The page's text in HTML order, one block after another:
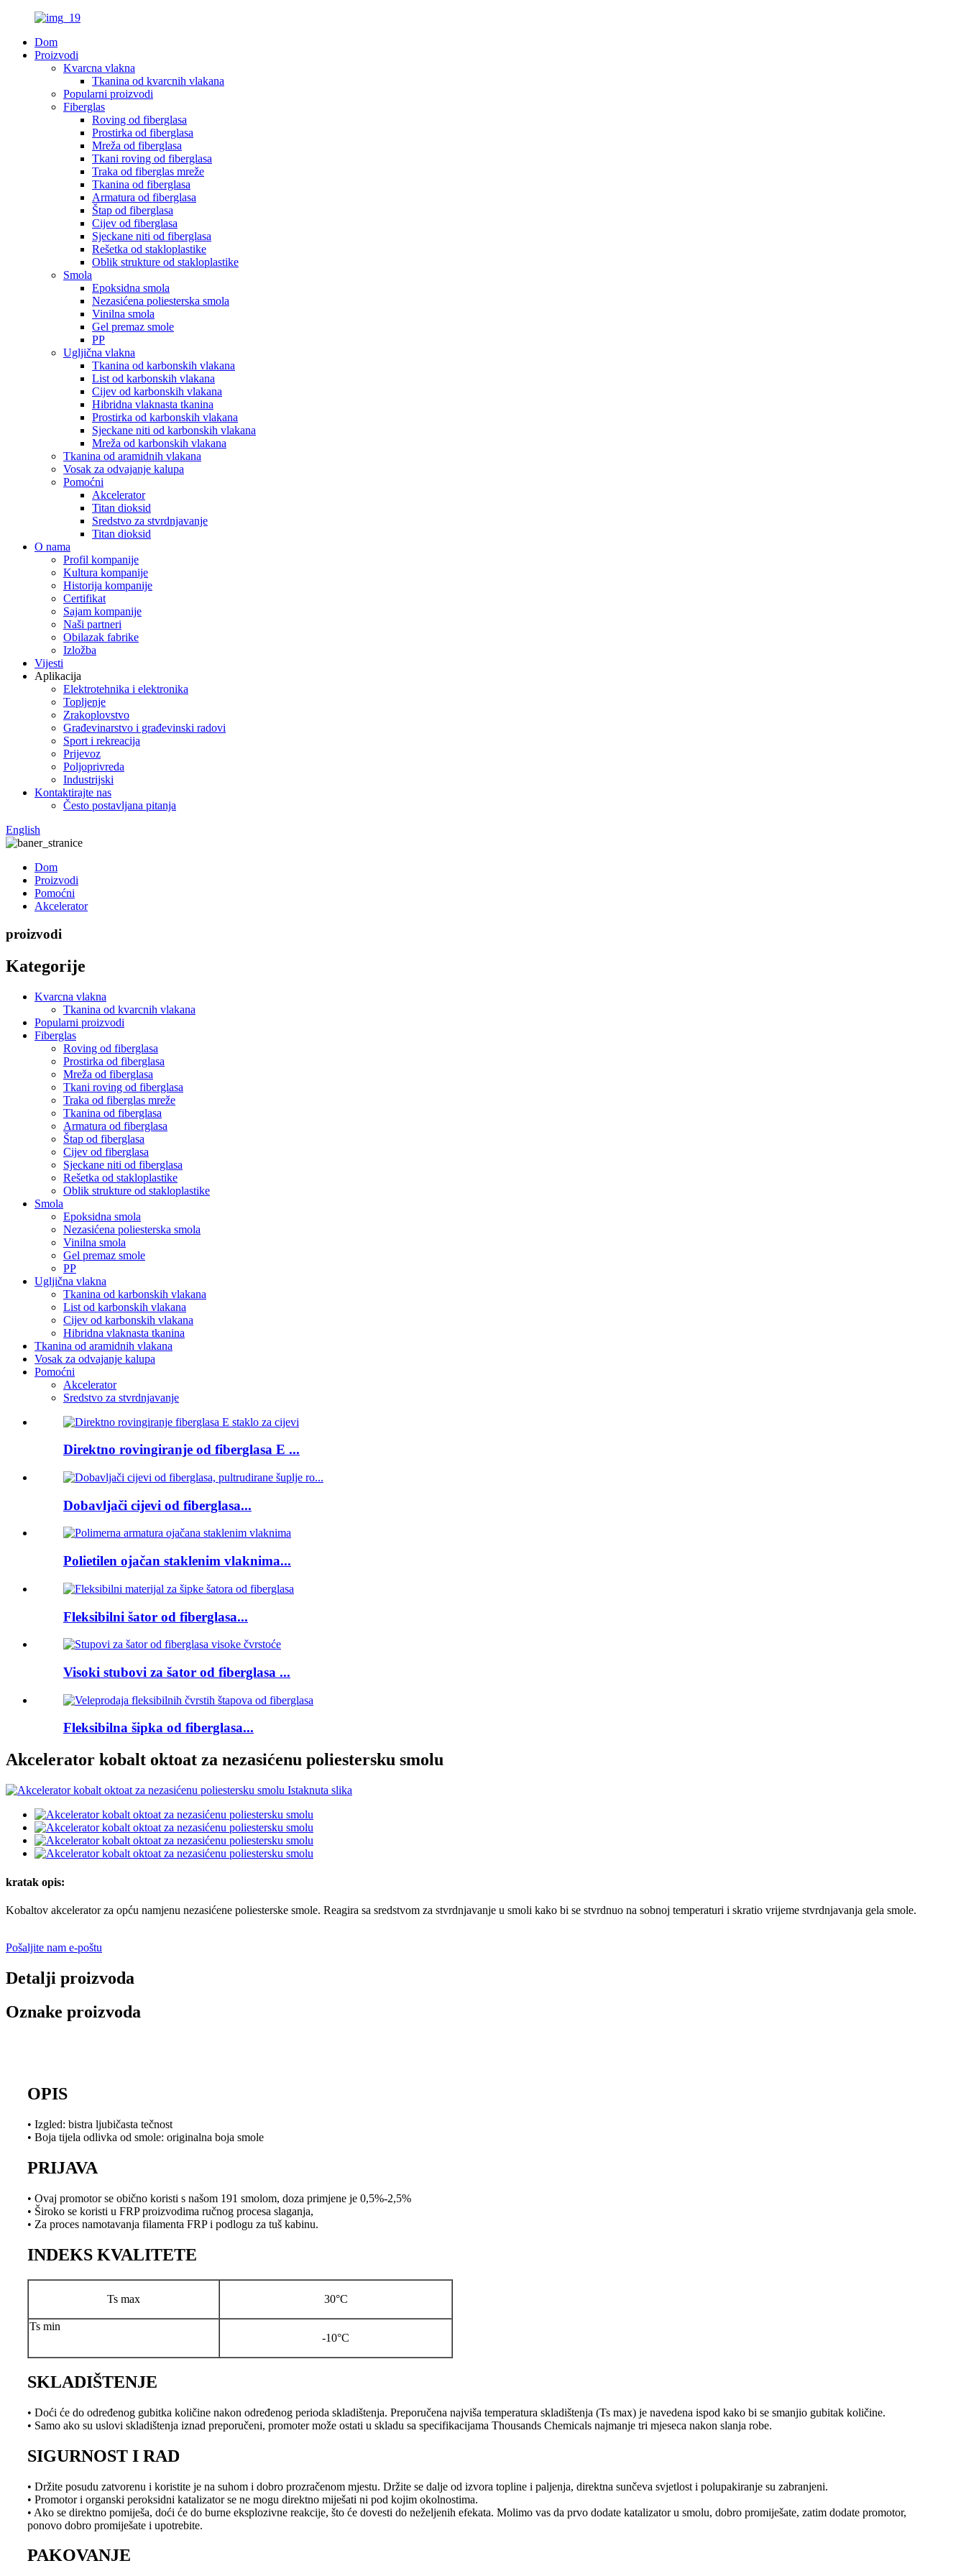
Dom
Proizvodi
Kvarcna vlakna
Tkanina od kvarcnih vlakana
Popularni proizvodi
Fiberglas
Roving od fiberglasa
Prostirka od fiberglasa
Mreža od fiberglasa
Tkani roving od fiberglasa
Traka od fiberglas mreže
Tkanina od fiberglasa
Armatura od fiberglasa
Štap od fiberglasa
Cijev od fiberglasa
Sjeckane niti od fiberglasa
Rešetka od stakloplastike
Oblik strukture od stakloplastike
Smola
Epoksidna smola
Nezasićena poliesterska smola
Vinilna smola
Gel premaz smole
PP
Ugljična vlakna
Tkanina od karbonskih vlakana
List od karbonskih vlakana
Cijev od karbonskih vlakana
Hibridna vlaknasta tkanina
Prostirka od karbonskih vlakana
Sjeckane niti od karbonskih vlakana
Mreža od karbonskih vlakana
Tkanina od aramidnih vlakana
Vosak za odvajanje kalupa
Pomoćni
Akcelerator
Titan dioksid
Sredstvo za stvrdnjavanje
Titan dioksid
O nama
Profil kompanije
Kultura kompanije
Historija kompanije
Certifikat
Sajam kompanije
Naši partneri
Obilazak fabrike
Izložba
Vijesti
Aplikacija
Elektrotehnika i elektronika
Topljenje
Zrakoplovstvo
Građevinarstvo i građevinski radovi
Sport i rekreacija
Prijevoz
Poljoprivreda
Industrijski
Kontaktirajte nas
Često postavljana pitanja
English
Dom
Proizvodi
Pomoćni
Akcelerator
proizvodi
Kategorije
Kvarcna vlakna
Tkanina od kvarcnih vlakana
Popularni proizvodi
Fiberglas
Roving od fiberglasa
Prostirka od fiberglasa
Mreža od fiberglasa
Tkani roving od fiberglasa
Traka od fiberglas mreže
Tkanina od fiberglasa
Armatura od fiberglasa
Štap od fiberglasa
Cijev od fiberglasa
Sjeckane niti od fiberglasa
Rešetka od stakloplastike
Oblik strukture od stakloplastike
Smola
Epoksidna smola
Nezasićena poliesterska smola
Vinilna smola
Gel premaz smole
PP
Ugljična vlakna
Tkanina od karbonskih vlakana
List od karbonskih vlakana
Cijev od karbonskih vlakana
Hibridna vlaknasta tkanina
Tkanina od aramidnih vlakana
Vosak za odvajanje kalupa
Pomoćni
Akcelerator
Sredstvo za stvrdnjavanje
Direktno rovingiranje od fiberglasa E ...
Dobavljači cijevi od fiberglasa...
Polietilen ojačan staklenim vlaknima...
Fleksibilni šator od fiberglasa...
Visoki stubovi za šator od fiberglasa ...
Fleksibilna šipka od fiberglasa...
Akcelerator kobalt oktoat za nezasićenu poliestersku smolu
kratak opis:
Kobaltov akcelerator za opću namjenu nezasićene poliesterske smole. Reagira sa sredstvom za stvrdnjavanje u smoli kako bi se stvrdnuo na sobnoj temperaturi i skratio vrijeme stvrdnjavanja gela smole.
Pošaljite nam e-poštu
Detalji proizvoda
Oznake proizvoda
OPIS
• Izgled: bistra ljubičasta tečnost
• Boja tijela odlivka od smole: originalna boja smole
PRIJAVA
• Ovaj promotor se obično koristi s našom 191 smolom, doza primjene je 0,5%-2,5%
• Široko se koristi u FRP proizvodima ručnog procesa slaganja,
• Za proces namotavanja filamenta FRP i podlogu za tuš kabinu.
INDEKS KVALITETE
Ts max 30°C
Ts min
-10°C
SKLADIŠTENJE
• Doći će do određenog gubitka količine nakon određenog perioda skladištenja. Preporučena najviša temperatura skladištenja (Ts max) je navedena ispod kako bi se smanjio gubitak količine.
• Samo ako su uslovi skladištenja iznad preporučeni, promoter može ostati u skladu sa specifikacijama Thousands Chemicals najmanje tri mjeseca nakon slanja robe.
SIGURNOST I RAD
• Držite posudu zatvorenu i koristite je na suhom i dobro prozračenom mjestu. Držite se dalje od izvora topline i paljenja, direktna sunčeva svjetlost i polupakiranje su zabranjeni.
• Promotor i organski peroksidni katalizator se ne mogu direktno miješati ni pod kojim okolnostima.
• Ako se direktno pomiješa, doći će do burne eksplozivne reakcije, što će dovesti do neželjenih efekata. Molimo vas da prvo dodate katalizator u smolu, dobro promiješate, zatim dodate promotor,
ponovo dobro promiješate i upotrebite.
PAKOVANJE